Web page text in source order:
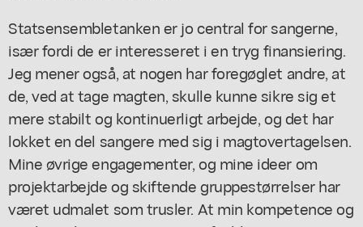
Statsensembletanken er jo central for sangerne,
især fordi de er interesseret i en tryg finansiering.
Jeg mener også, at nogen har foregøglet andre, at
de, ved at tage magten, skulle kunne sikre sig et
mere stabilt og kontinuerligt arbejde, og det har
lokket en del sangere med sig i magtovertagelsen.
Mine øvrige engagementer, og mine ideer om
projektarbejde og skiftende gruppestørrelser har
været udmalet som trusler. At min kompetence og